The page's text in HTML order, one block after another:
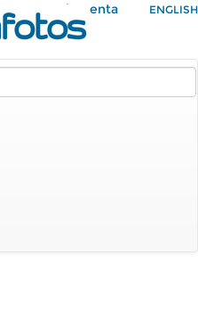
Mi Cuenta ENGLISH